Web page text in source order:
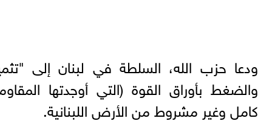
ودعا حزب الله، السلطة في لبنان إلى
والضغط بأوراق القوة (التي أوجدتها
كامل وغير مشروط من الأرض اللبنانية.